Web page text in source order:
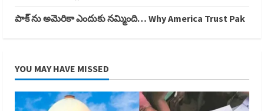
పాక్ ను అమెరికా ఎందుకు నమ్మింది… Why America Trust Pak
YOU MAY HAVE MISSED